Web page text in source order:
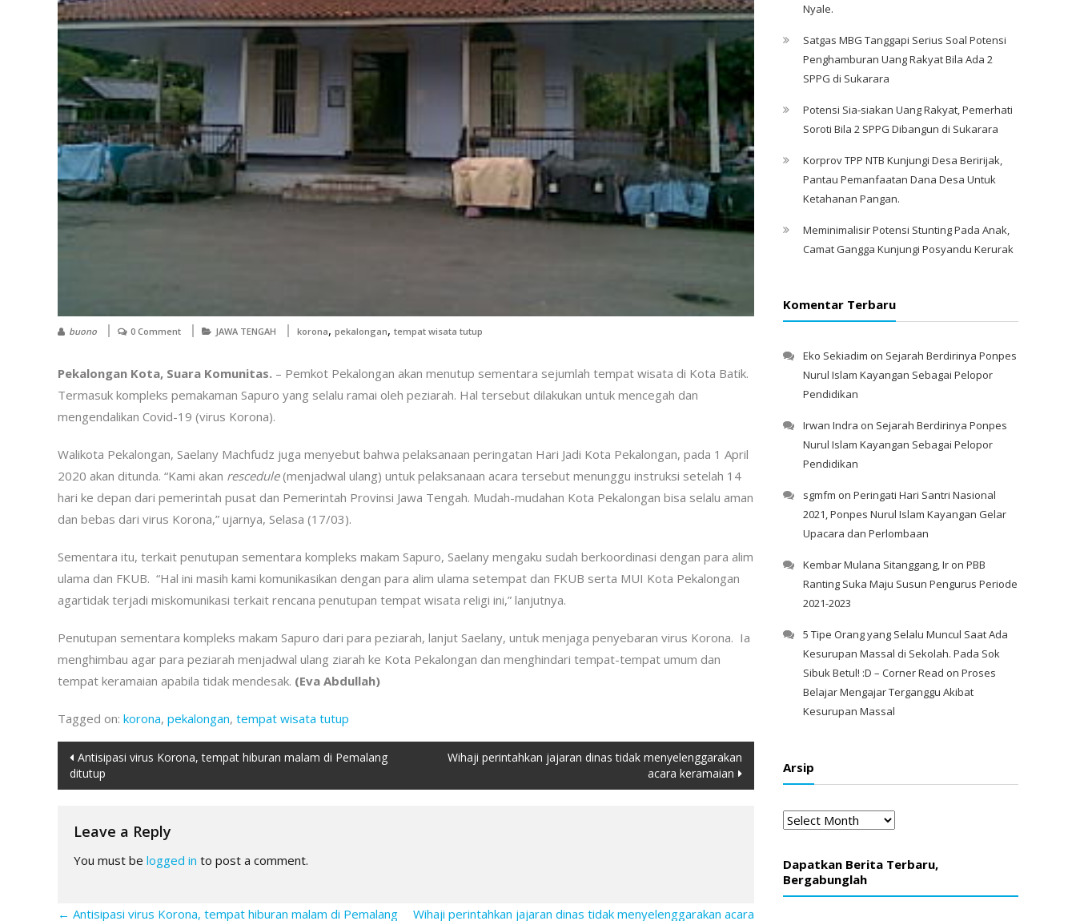
buono 0 Comment JAWA TENGAH korona, pekalongan, tempat wisata tutup
Pekalongan Kota, Suara Komunitas. – Pemkot Pekalongan akan menutup sementara sejumlah tempat wisata di Kota Batik.
Termasuk kompleks pemakaman Sapuro yang selalu ramai oleh peziarah. Hal tersebut dilakukan untuk mencegah dan
mengendalikan Covid-19 (virus Korona).
Walikota Pekalongan, Saelany Machfudz juga menyebut bahwa pelaksanaan peringatan Hari Jadi Kota Pekalongan, pada 1 April
2020 akan ditunda. “Kami akan rescedule(menjadwal ulang) untuk pelaksanaan acara tersebut menunggu instruksi setelah 14
hari ke depan dari pemerintah pusat dan Pemerintah Provinsi Jawa Tengah. Mudah-mudahan Kota Pekalongan bisa selalu aman
dan bebas dari virus Korona,” ujarnya, Selasa (17/03).
Sementara itu, terkait penutupan sementara kompleks makam Sapuro, Saelany mengaku sudah berkoordinasi dengan para alim
ulama dan FKUB. “Hal ini masih kami komunikasikan dengan para alim ulama setempat dan FKUB serta MUI Kota Pekalongan
agartidak terjadi miskomunikasi terkait rencana penutupan tempat wisata religi ini,” lanjutnya.
Penutupan sementara kompleks makam Sapuro dari para peziarah, lanjut Saelany, untuk menjaga penyebaran virus Korona. Ia
menghimbau agar para peziarah menjadwal ulang ziarah ke Kota Pekalongan dan menghindari tempat-tempat umum dan
tempat keramaian apabila tidak mendesak. (Eva Abdullah)
Tagged on: korona, pekalongan, tempat wisata tutup
Post
navigation
Antisipasi virus Korona, tempat hiburan malam di Pemalang
ditutup
Wihaji perintahkan jajaran dinas tidak menyelenggarakan
acara keramaian
Leave a Reply
You must be logged in to post a comment.
← Antisipasi virus Korona, tempat hiburan malam di Pemalang
Wihaji perintahkan jajaran dinas tidak menyelenggarakan acara
Nyale. ‎
Satgas MBG Tanggapi Serius Soal Potensi
Penghamburan Uang Rakyat Bila Ada 2
SPPG di Sukarara
Potensi Sia-siakan Uang Rakyat, Pemerhati
Soroti Bila 2 SPPG Dibangun di Sukarara
Korprov TPP NTB Kunjungi Desa Beririjak,
Pantau Pemanfaatan Dana Desa Untuk
Ketahanan Pangan.
Meminimalisir Potensi Stunting Pada Anak,
Camat Gangga Kunjungi Posyandu Kerurak
Komentar Terbaru
Eko Sekiadim on Sejarah Berdirinya Ponpes
Nurul Islam Kayangan Sebagai Pelopor
Pendidikan
Irwan Indra on Sejarah Berdirinya Ponpes
Nurul Islam Kayangan Sebagai Pelopor
Pendidikan
sgmfm on Peringati Hari Santri Nasional
2021, Ponpes Nurul Islam Kayangan Gelar
Upacara dan Perlombaan
Kembar Mulana Sitanggang, Ir on PBB
Ranting Suka Maju Susun Pengurus Periode
2021-2023
5 Tipe Orang yang Selalu Muncul Saat Ada
Kesurupan Massal di Sekolah. Pada Sok
Sibuk Betul! :D – Corner Read on Proses
Belajar Mengajar Terganggu Akibat
Kesurupan Massal
Arsip
Arsip
Dapatkan Berita Terbaru,
Bergabunglah